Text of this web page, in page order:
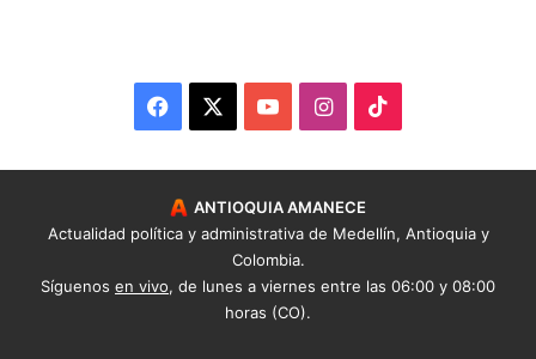
Facebook YouTubeInstagram
ANTIOQUIA AMANECE
Actualidad política y administrativa de Medellín, Antioquia y
Colombia.
Síguenos en vivo, de lunes a viernes entre las 06:00 y 08:00
horas (CO).